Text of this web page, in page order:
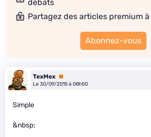
débats
Partagez des articles premium
Abonnez-vous
TexMex Premium
Le 30/09/2015 à 08h50
Simple
&nbsp;